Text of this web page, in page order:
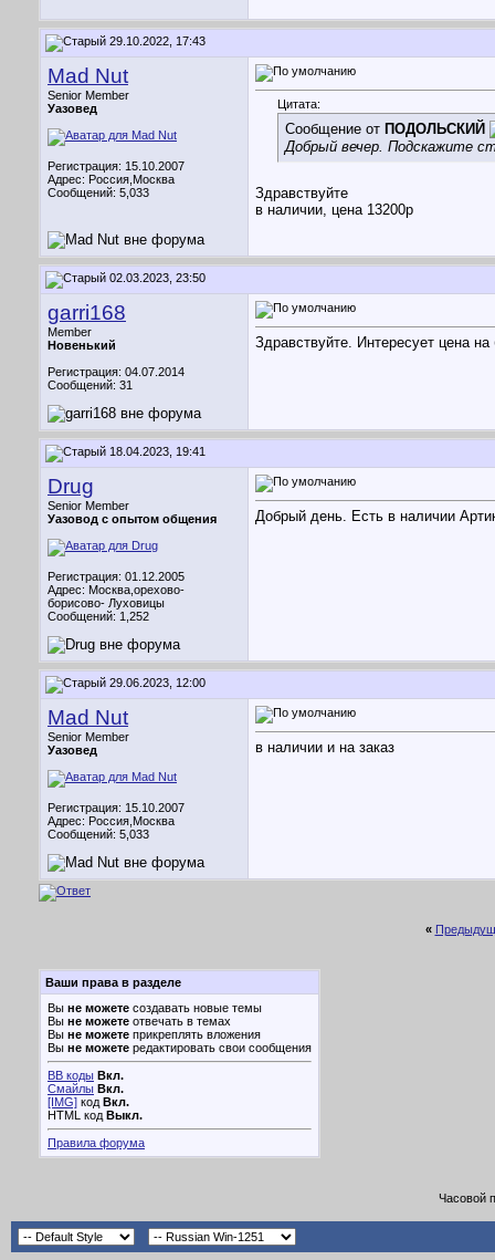
29.10.2022, 17:43
Mad Nut
Senior Member
Уазовед
Регистрация: 15.10.2007
Адрес: Россия,Москва
Сообщений: 5,033
Цитата:
Сообщение от ПОДОЛЬСКИЙ
Добрый вечер. Подскажите
Здравствуйте
в наличии, цена 13200р
02.03.2023, 23:50
garri168
Member
Новенький
Регистрация: 04.07.2014
Сообщений: 31
Здравствуйте. Интересует цена
18.04.2023, 19:41
Drug
Senior Member
Уазовод с опытом общения
Регистрация: 01.12.2005
Адрес: Москва,орехово-
борисово- Луховицы
Сообщений: 1,252
Добрый день. Есть в наличии
29.06.2023, 12:00
Mad Nut
Senior Member
Уазовед
Регистрация: 15.10.2007
Адрес: Россия,Москва
Сообщений: 5,033
в наличии и на заказ
«
Ваши права в разделе
Вы не можете создавать новые темы
Вы не можете отвечать в темах
Вы не можете прикреплять вложения
Вы не можете редактировать свои сообщения
BB коды Вкл.
Смайлы Вкл.
[IMG] код Вкл.
HTML код Выкл.
Правила форума
Часовой